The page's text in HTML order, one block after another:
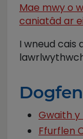
Mae mwy o
caniatâd ar
I wneud cais
Gwaith
Ffurflen